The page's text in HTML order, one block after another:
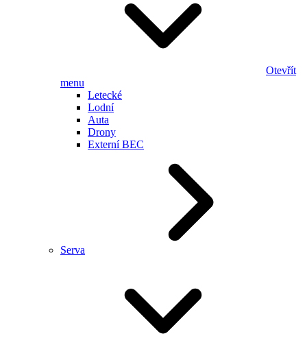
Otevřít
menu
Letecké
Lodní
Auta
Drony
Externí BEC
Serva